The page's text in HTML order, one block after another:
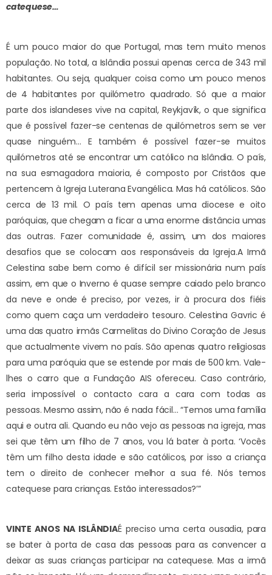
catequese…
É um pouco maior do que Portugal, mas tem muito menos
população. No total, a Islândia possui apenas cerca de 343 mil
habitantes. Ou seja, qualquer coisa como um pouco menos
de 4 habitantes por quilómetro quadrado. Só que a maior
parte dos islandeses vive na capital, Reykjavík, o que significa
que é possível fazer-se centenas de quilómetros sem se ver
quase ninguém… E também é possível fazer-se muitos
quilómetros até se encontrar um católico na Islândia. O país,
na sua esmagadora maioria, é composto por Cristãos que
pertencem à Igreja Luterana Evangélica. Mas há católicos. São
cerca de 13 mil. O país tem apenas uma diocese e oito
paróquias, que chegam a ficar a uma enorme distância umas
das outras. Fazer comunidade é, assim, um dos maiores
desafios que se colocam aos responsáveis da Igreja.A Irmã
Celestina sabe bem como é difícil ser missionária num país
assim, em que o Inverno é quase sempre caiado pelo branco
da neve e onde é preciso, por vezes, ir à procura dos fiéis
como quem caça um verdadeiro tesouro. Celestina Gavric é
uma das quatro irmãs Carmelitas do Divino Coração de Jesus
que actualmente vivem no país. São apenas quatro religiosas
para uma paróquia que se estende por mais de 500 km. Vale-
lhes o carro que a Fundação AIS ofereceu. Caso contrário,
seria impossível o contacto cara a cara com todas as
pessoas. Mesmo assim, não é nada fácil… “Temos uma família
aqui e outra ali. Quando eu não vejo as pessoas na igreja, mas
sei que têm um filho de 7 anos, vou lá bater à porta. ‘Vocês
têm um filho desta idade e são católicos, por isso a criança
tem o direito de conhecer melhor a sua fé. Nós temos
catequese para crianças. Estão interessados?’”
VINTE ANOS NA ISLÂNDIAÉ preciso uma certa ousadia, para
se bater à porta de casa das pessoas para as convencer a
deixar as suas crianças participar na catequese. Mas a irmã